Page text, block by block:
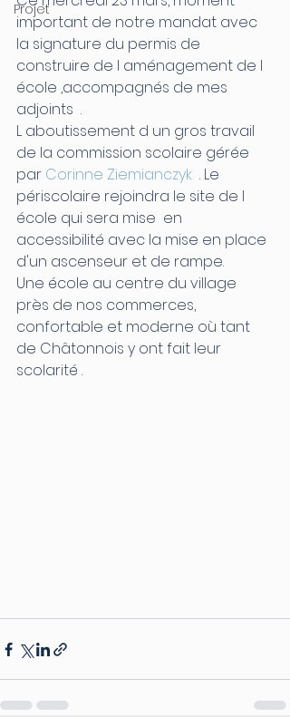
Projet
important de notre mandat avec
la signature du permis de
construire de l aménagement de l
école ,accompagnés de mes
adjoints  .
L aboutissement d un gros travail
de la commission scolaire gérée
par Corinne Ziemianczyk
  . Le
périscolaire rejoindra le site de l
école qui sera mise  en
accessibilité avec la mise en place
d'un ascenseur et de rampe.
Une école au centre du village
près de nos commerces,
confortable et moderne où tant
de Châtonnois y ont fait leur
scolarité .